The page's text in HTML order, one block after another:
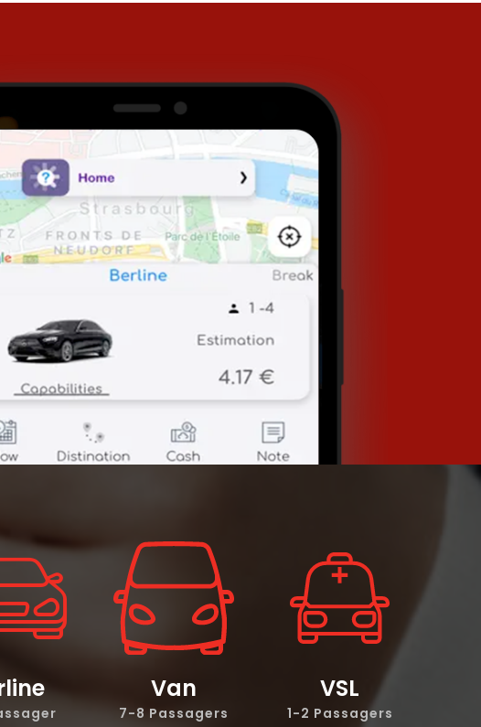
Van
7-8 Passagers
VSL
1-2 Passagers